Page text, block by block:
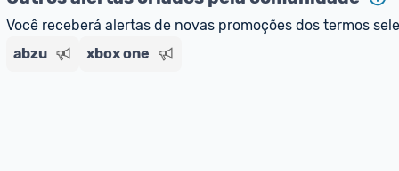
Você receberá alertas de novas promoções dos termos
abzu
xbox one